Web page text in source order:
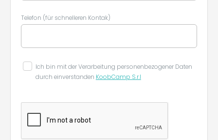
Telefon (für schnelleren Kontak)
Ich bin mit der Verarbeitung personenbezogener Daten
durch einverstanden KoobCamp S.r.l
Leaflet |